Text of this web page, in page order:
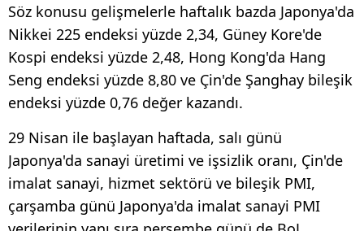
Söz konusu gelişmelerle haftalık bazda Japonya'da
Nikkei 225 endeksi yüzde 2,34, Güney Kore'de
Kospi endeksi yüzde 2,48, Hong Kong'da Hang
Seng endeksi yüzde 8,80 ve Çin'de Şanghay bileşik
endeksi yüzde 0,76 değer kazandı.
29 Nisan ile başlayan haftada, salı günü
Japonya'da sanayi üretimi ve işsizlik oranı, Çin'de
imalat sanayi, hizmet sektörü ve bileşik PMI,
çarşamba günü Japonya'da imalat sanayi PMI